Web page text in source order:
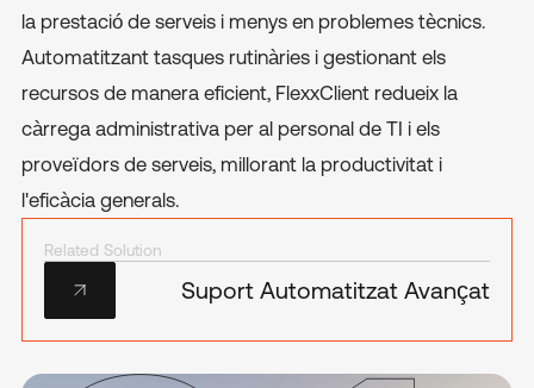
la prestació de serveis i menys en problemes tècnics.
Automatitzant tasques rutinàries i gestionant els
recursos de manera eficient, FlexxClient redueix la
càrrega administrativa per al personal de TI i els
proveïdors de serveis, millorant la productivitat i
l'eficàcia generals.
Related Solution
Suport Automatitzat Avançat